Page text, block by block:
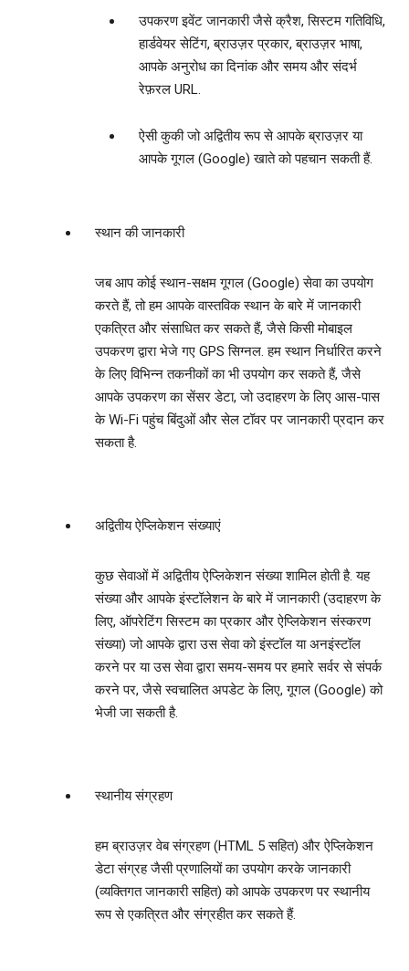
उपकरण इवेंट जानकारी जैसे क्रैश, सिस्‍टम गतिविधि,
हार्डवेयर सेटिंग, ब्राउज़र प्रकार, ब्राउज़र भाषा,
आपके अनुरोध का दिनांक और समय और संदर्भ
रेफ़रल URL.
ऐसी कुकी जो अद्वितीय रूप से आपके ब्राउज़र या
आपके गूगल (Google) खाते को पहचान सकती हैं.
स्‍थान की जानकारी
जब आप कोई स्‍थान-सक्षम गूगल (Google) सेवा का उपयोग
करते हैं, तो हम आपके वास्‍तविक स्‍थान के बारे में जानकारी
एकत्रित और संसाधित कर सकते हैं, जैसे किसी मोबाइल
उपकरण द्वारा भेजे गए GPS सिग्‍नल. हम स्‍थान निर्धारित करने
के लिए विभिन्‍न तकनीकों का भी उपयोग कर सकते हैं, जैसे
आपके उपकरण का सेंसर डेटा, जो उदाहरण के लिए आस-पास
के Wi-Fi पहुंच बिंदुओं और सेल टॉवर पर जानकारी प्रदान कर
सकता है.
अद्वितीय ऐप्लिकेशन संख्‍याएं
कुछ सेवाओं में अद्वितीय ऐप्लिकेशन संख्‍या शामिल होती है. यह
संख्‍या और आपके इंस्‍टॉलेशन के बारे में जानकारी (उदाहरण के
लिए, ऑपरेटिंग सिस्‍टम का प्रकार और ऐप्लिकेशन संस्‍करण
संख्‍या) जो आपके द्वारा उस सेवा को इंस्‍टॉल या अनइंस्‍टॉल
करने पर या उस सेवा द्वारा समय-समय पर हमारे सर्वर से संपर्क
करने पर, जैसे स्‍वचालित अपडेट के लिए, गूगल (Google) को
भेजी जा सकती है.
स्थानीय संग्रहण
हम ब्राउज़र वेब संग्रहण (HTML 5 सहित) और ऐप्लिकेशन
डेटा संग्रह जैसी प्रणालियों का उपयोग करके जानकारी
(व्‍यक्तिगत जानकारी सहित) को आपके उपकरण पर स्‍थानीय
रूप से एकत्रित और संग्रहीत कर सकते हैं.